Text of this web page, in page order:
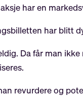
har en
har blitt
Da får man
revurdere og